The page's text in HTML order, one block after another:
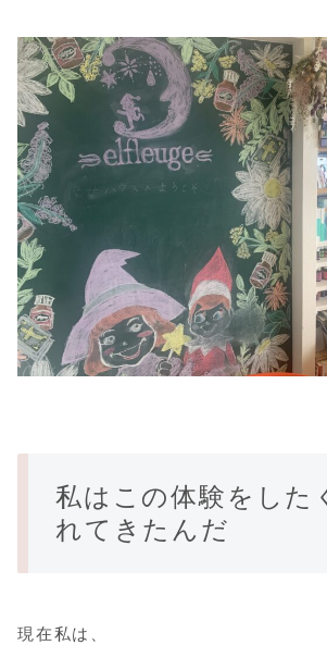
私はこの体験をした
れてきたんだ
現在私は、